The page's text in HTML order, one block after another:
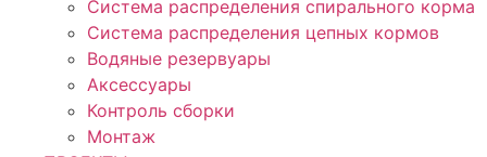
Система распределения спирального корма
Система распределения цепных кормов
Водяные резервуары
Аксессуары
Контроль сборки
Монтаж